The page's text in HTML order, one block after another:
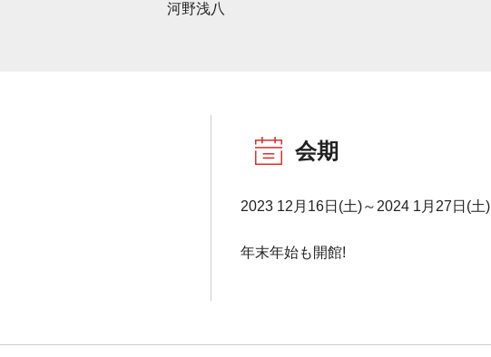
河野浅八
会期
2023 12月16日(土)～2024 1月27日(土)
年末年始も開館!